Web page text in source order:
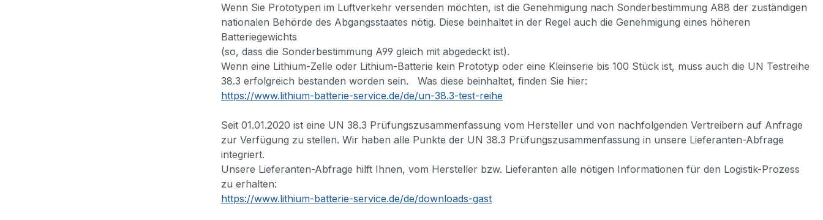
Wenn Sie Prototypen im Luftverkehr versenden möchten, ist die Genehmigung nach Sonderbestimmung A88 der zuständigen
nationalen Behörde des Abgangsstaates nötig. Diese beinhaltet in der Regel auch die Genehmigung eines höheren
Batteriegewichts
(so, dass die Sonderbestimmung A99 gleich mit abgedeckt ist).
Wenn eine Lithium-Zelle oder Lithium-Batterie kein Prototyp oder eine Kleinserie bis 100 Stück ist, muss auch die UN Testreihe
38.3 erfolgreich bestanden worden sein. Was diese beinhaltet, finden Sie hier:
https://www.lithium-batterie-service.de/de/un-38.3-test-reihe
Seit 01.01.2020 ist eine UN 38.3 Prüfungszusammenfassung vom Hersteller und von nachfolgenden Vertreibern auf Anfrage
zur Verfügung zu stellen. Wir haben alle Punkte der UN 38.3 Prüfungszusammenfassung in unsere Lieferanten-Abfrage
integriert.
Unsere Lieferanten-Abfrage hilft Ihnen, vom Hersteller bzw. Lieferanten alle nötigen Informationen für den Logistik-Prozess
zu erhalten:
https://www.lithium-batterie-service.de/de/downloads-gast